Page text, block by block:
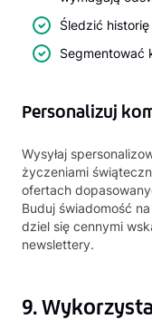
Śledzić
Segmentować
Personalizuj
Wysyłaj
życzeniami
ofertach
Buduj świadomość
dziel się cennymi
newslettery.
9.